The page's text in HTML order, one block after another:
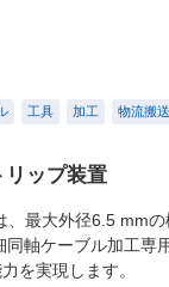
工具 加工 物流搬
ップ装置
最大外径6.5 mm
軸ケーブル加工専
を実現します。